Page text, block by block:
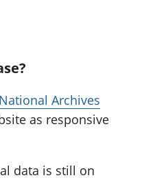
Archives
as responsive
data is still on